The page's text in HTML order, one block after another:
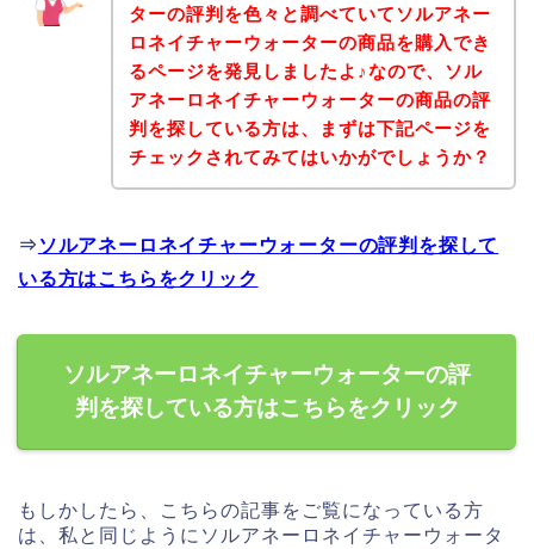
ターの評判を色々と調べていてソルアネー
ロネイチャーウォーターの商品を購入でき
るページを発見しましたよ♪なので、ソル
アネーロネイチャーウォーターの商品の評
判を探している方は、まずは下記ページを
チェックされてみてはいかがでしょうか？
⇒ ソルアネーロネイチャーウォーターの評判を探して
いる方はこちらをクリック
ソルアネーロネイチャーウォーターの評
判を探している方はこちらをクリック
もしかしたら、こちらの記事をご覧になっている方
は、私と同じようにソルアネーロネイチャーウォータ